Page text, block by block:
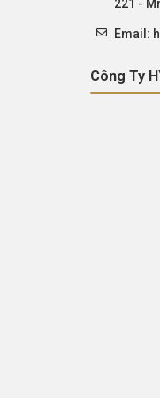
221 -
Email:
Công Ty